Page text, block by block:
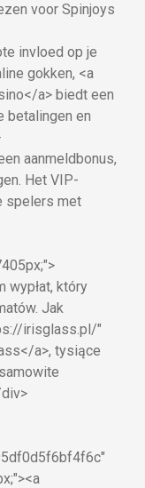
voor Spinjoys
invloed op je
gokken, <a
a> biedt een
betalingen en
aanmeldbonus,
Het VIP-
spelers met
wypłat, który
Jak
irisglass.pl/"
a>, tysiące